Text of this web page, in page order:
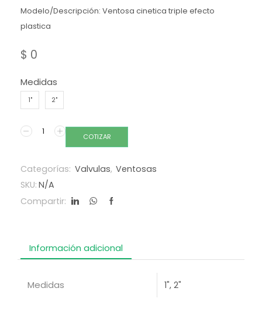
Modelo/Descripción: Ventosa cinetica triple efecto
plastica
$ 0
Medidas
1" 2"
COTIZAR
Categorías: Valvulas, Ventosas
SKU: N/A
Compartir:
Información adicional
Medidas 1", 2"